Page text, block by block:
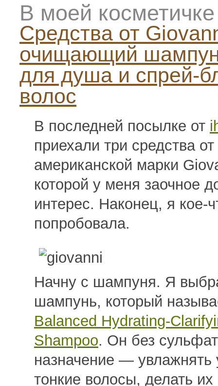
В моей косметичке
Средства от
очищающий
для душа и спрей-
волос
В последней посылке от
приехали три средства от
американской марки
которой у меня заочное
интерес. Наконец, я кое-
попробовала.
Начну с шампуня. Я
шампунь, который
Balanced Hydrating-
Shampoo. Он без
назначение — увлажнять
тонкие волосы, делать